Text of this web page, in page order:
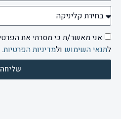
אני מאשר/ת כי מסרתי את
לתנאי השימוש ולמדיניות הפרטיות.
שליחה